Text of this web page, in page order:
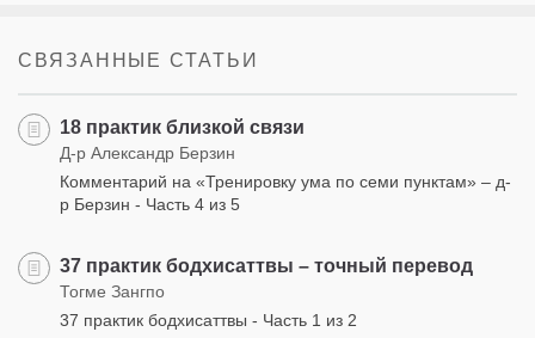
СВЯЗАННЫЕ СТАТЬИ
18 практик близкой связи
Д-р Александр Берзин
Комментарий на «Тренировку ума по семи пунктам» – д-
р Берзин - Часть 4 из 5
37 практик бодхисаттвы – точный перевод
Тогме Зангпо
37 практик бодхисаттвы - Часть 1 из 2